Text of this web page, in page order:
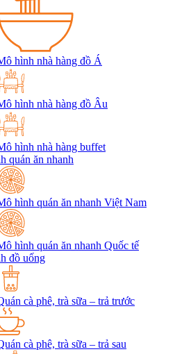
hình nhà hàng đồ Á
hình nhà hàng đồ Âu
hình nhà hàng buffet
quán ăn nhanh
hình quán ăn nhanh Việt Nam
hình quán ăn nhanh Quốc tế
đồ uống
cà phê, trà sữa – trả trước
cà phê, trà sữa – trả sau